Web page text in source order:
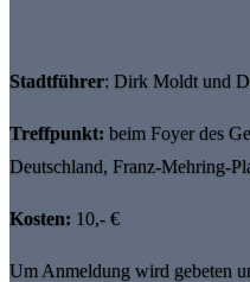
Stadtführer: Dirk Moldt und
Treffpunkt: beim Foyer des
Deutschland, Franz-Mehring-
Kosten: 10,- €
Um Anmeldung wird gebeten